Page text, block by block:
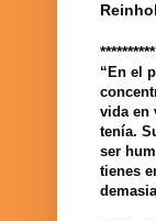
**********
“En el
vida en
tenía.
ser
tienes